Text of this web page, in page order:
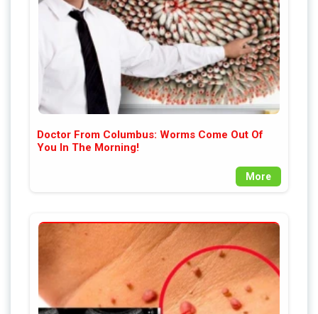
Doctor From Columbus: Worms Come Out Of
You In The Morning!
More